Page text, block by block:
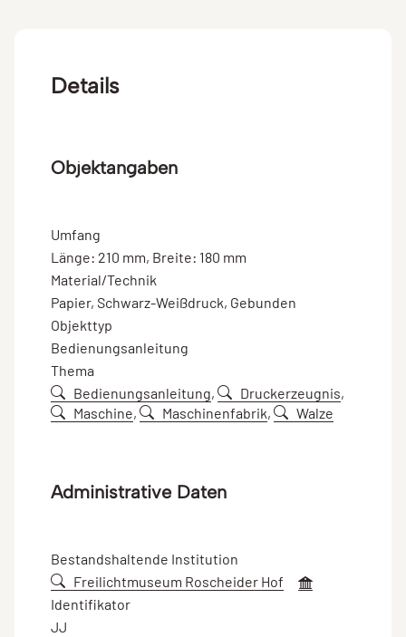
Details
Objektangaben
Umfang
Länge: 210 mm, Breite: 180 mm
Material/Technik
Papier, Schwarz-Weißdruck, Gebunden
Objekttyp
Bedienungsanleitung
Thema
Bedienungsanleitung, Druckerzeugnis,
Maschine, Maschinenfabrik, Walze
Administrative Daten
Bestandshaltende Institution
Freilichtmuseum Roscheider Hof
Identifikator
JJ